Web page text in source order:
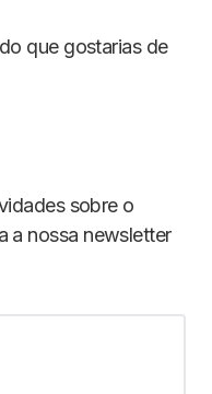
que gostarias de
sobre o
a nossa newsletter